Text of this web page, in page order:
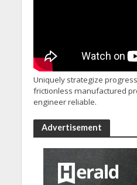
Uniquely strategize
frictionless manufactured
engineer reliable.
Advertisement